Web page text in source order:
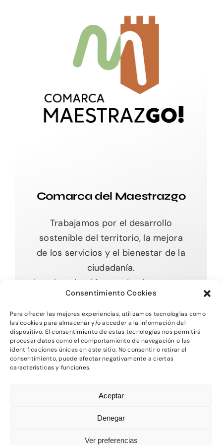
Consentimiento Cookies
Para ofrecer las mejores experiencias, utilizamos tecnologías como
las cookies para almacenar y/o acceder a la información del
dispositivo. El consentimiento de estas tecnologías nos permitirá
procesar datos como el comportamiento de navegación o las
identificaciones únicas en este sitio. No consentir o retirar el
consentimiento, puede afectar negativamente a ciertas
características y funciones.
Aceptar
Denegar
Ver preferencias
Comarca del Maestrazgo
Trabajamos por el desarrollo
sostenible del territorio, la mejora
de los servicios y el bienestar de la
ciudadanía.
Impulsando el futuro desde nuestras
raíces.
Toggle
Navigation
Inicio
Aviso Legal-Política de Privacidad